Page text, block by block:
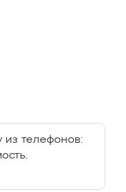
из телефонов: